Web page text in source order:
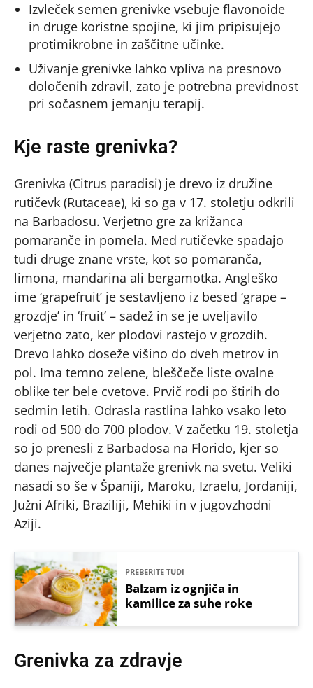
Izvleček semen grenivke vsebuje flavonoide
in druge koristne spojine, ki jim pripisujejo
protimikrobne in zaščitne učinke.
Uživanje grenivke lahko vpliva na presnovo
določenih zdravil, zato je potrebna previdnost
pri sočasnem jemanju terapij.
Kje raste grenivka?
Grenivka (Citrus paradisi) je drevo iz družine
rutičevk (Rutaceae), ki so ga v 17. stoletju odkrili
na Barbadosu. Verjetno gre za križanca
pomaranče in pomela. Med rutičevke spadajo
tudi druge znane vrste, kot so pomaranča,
limona, mandarina ali bergamotka. Angleško
ime ‘grapefruit’ je sestavljeno iz besed ‘grape –
grozdje’ in ‘fruit’ – sadež in se je uveljavilo
verjetno zato, ker plodovi rastejo v grozdih.
Drevo lahko doseže višino do dveh metrov in
pol. Ima temno zelene, bleščeče liste ovalne
oblike ter bele cvetove. Prvič rodi po štirih do
sedmin letih. Odrasla rastlina lahko vsako leto
rodi od 500 do 700 plodov. V začetku 19. stoletja
so jo prenesli z Barbadosa na Florido, kjer so
danes največje plantaže grenivk na svetu. Veliki
nasadi so še v Španiji, Maroku, Izraelu, Jordaniji,
Južni Afriki, Braziliji, Mehiki in v jugovzhodni
Aziji.
PREBERITE TUDI
Balzam iz ognjiča in
kamilice za suhe roke
Grenivka za zdravje